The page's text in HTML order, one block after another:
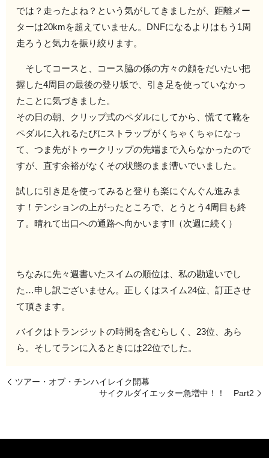
では？走ったよね？という気がしてきましたが、距離メー
ターは20kmを超えていません。DNFになるよりはもう1周
走ろうと気力を振り絞ります。
そしてコースと、コース脇の係の方々の顔をだいたい把
握した4周目の最後の登り坂で、引き足を使っていなかっ
たことに気づきました。
その日の朝、クリップ式のペダルにしてから、慌てて靴を
ペダルに入れるたびにストラップがくちゃくちゃになっ
て、つま先がトゥークリップの先端まで入らなかったので
すが、直す余裕がなくその状態のまま漕いでいました。
試しに引き足を使ってみると登りも楽にぐんぐん進みま
す！テンションの上がったところで、とうとう4周目も終
了。晴れて出口への通路へ向かいます!! （次週に続く）
ちなみに先々週書いたスイムの順位は、私の勘違いでし
た…申し訳ございません。正しくはスイム24位、訂正させ
て頂きます。
バイクはトランジットの時間を含むらしく、23位、あら
ら。そしてランに入るときには22位でした。
ツアー・オブ・チンハイレイク開幕
サイクルダイエッター急増中！！ Part2